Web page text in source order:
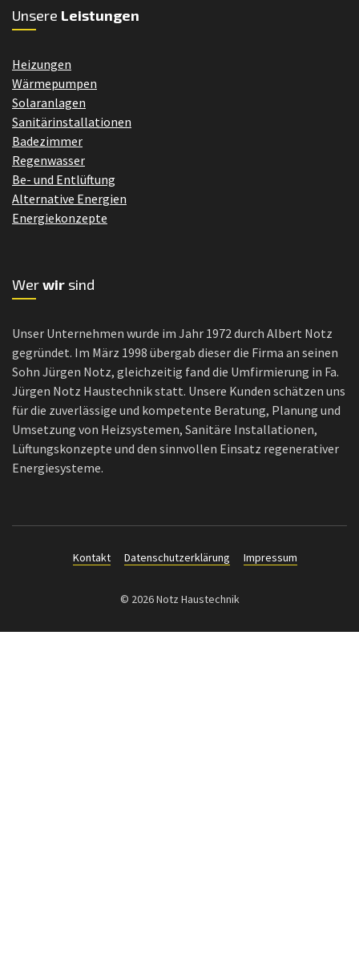
Unsere Leistungen
Heizungen
Wärmepumpen
Solaranlagen
Sanitärinstallationen
Badezimmer
Regenwasser
Be- und Entlüftung
Alternative Energien
Energiekonzepte
Werwir sind
Unser Unternehmen wurde im Jahr 1972 durch Albert Notz
gegründet. Im März 1998 übergab dieser die Firma an seinen
Sohn Jürgen Notz, gleichzeitig fand die Umfirmierung in Fa.
Jürgen Notz Haustechnik statt. Unsere Kunden schätzen uns
für die zuverlässige und kompetente Beratung, Planung und
Umsetzung von Heizsystemen, Sanitäre Installationen,
Lüftungskonzepte und den sinnvollen Einsatz regenerativer
Energiesysteme.
Kontakt Datenschutzerklärung Impressum
© 2026 Notz Haustechnik